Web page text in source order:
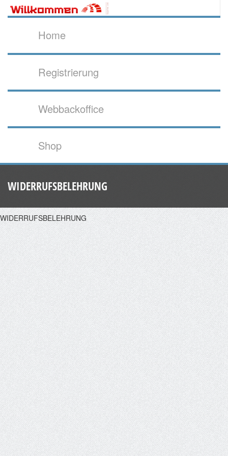
Home
Registrierung
Webbackoffice
Shop
WIDERRUFSBELEHRUNG
WIDERRUFSBELEHRUNG